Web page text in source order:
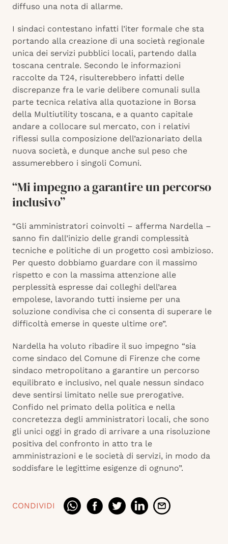
diffuso una nota di allarme.
I sindaci contestano infatti l’iter formale che sta
portando alla creazione di una società regionale
unica dei servizi pubblici locali, partendo dalla
toscana centrale. Secondo le informazioni
raccolte da T24, risulterebbero infatti delle
discrepanze fra le varie delibere comunali sulla
parte tecnica relativa alla quotazione in Borsa
della Multiutility toscana, e a quanto capitale
andare a collocare sul mercato, con i relativi
riflessi sulla composizione dell’azionariato della
nuova società, e dunque anche sul peso che
assumerebbero i singoli Comuni.
“Mi impegno a garantire un percorso
inclusivo”
“Gli amministratori coinvolti – afferma Nardella –
sanno fin dall’inizio delle grandi complessità
tecniche e politiche di un progetto così ambizioso.
Per questo dobbiamo guardare con il massimo
rispetto e con la massima attenzione alle
perplessità espresse dai colleghi dell’area
empolese, lavorando tutti insieme per una
soluzione condivisa che ci consenta di superare le
difficoltà emerse in queste ultime ore”.
Nardella ha voluto ribadire il suo impegno “sia
come sindaco del Comune di Firenze che come
sindaco metropolitano a garantire un percorso
equilibrato e inclusivo, nel quale nessun sindaco
deve sentirsi limitato nelle sue prerogative.
Confido nel primato della politica e nella
concretezza degli amministratori locali, che sono
gli unici oggi in grado di arrivare a una risoluzione
positiva del confronto in atto tra le
amministrazioni e le società di servizi, in modo da
soddisfare le legittime esigenze di ognuno”.
CONDIVIDI